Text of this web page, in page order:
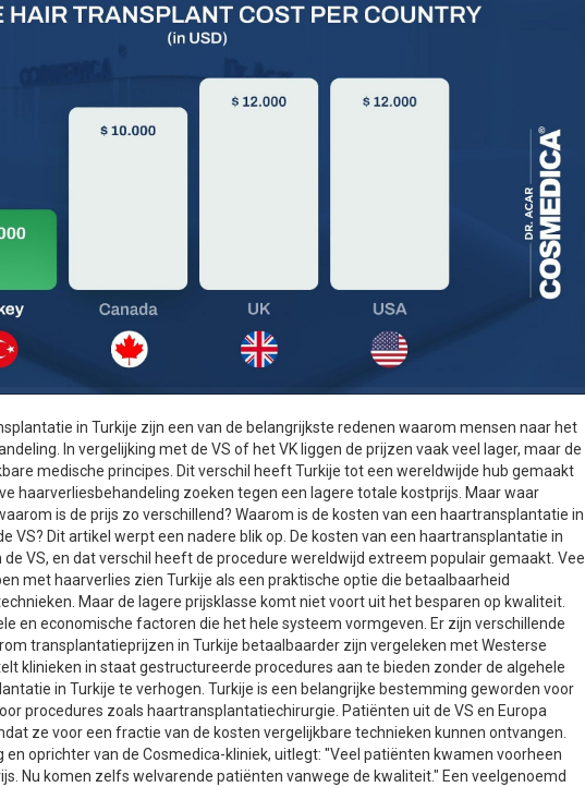
in Turkije zijn een van de belangrijkste redenen waarom mensen naar het
In vergelijking met de VS of het VK liggen de prijzen vaak veel lager, maar de
medische principes. Dit verschil heeft Turkije tot een wereldwijde hub gemaakt
haarverliesbehandeling zoeken tegen een lagere totale kostprijs. Maar waar
is de prijs zo verschillend? Waarom is de kosten van een haartransplantatie in
VS? Dit artikel werpt een nadere blik op. De kosten van een haartransplantatie in
de VS, en dat verschil heeft de procedure wereldwijd extreem populair gemaakt. Veel
met haarverlies zien Turkije als een praktische optie die betaalbaarheid
Maar de lagere prijsklasse komt niet voort uit het besparen op kwaliteit.
en economische factoren die het hele systeem vormgeven. Er zijn verschillende
transplantatieprijzen in Turkije betaalbaarder zijn vergeleken met Westerse
klinieken in staat gestructureerde procedures aan te bieden zonder de algehele
in Turkije te verhogen. Turkije is een belangrijke bestemming geworden voor
procedures zoals haartransplantatiechirurgie. Patiënten uit de VS en Europa
ze voor een fractie van de kosten vergelijkbare technieken kunnen ontvangen.
en oprichter van de Cosmedica-kliniek, uitlegt: "Veel patiënten kwamen voorheen
Nu komen zelfs welvarende patiënten vanwege de kwaliteit." Een veelgenoemd